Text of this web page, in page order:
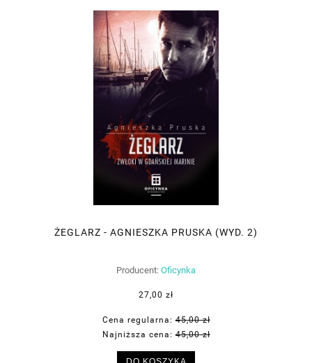
ŻEGLARZ - AGNIESZKA PRUSKA (WYD. 2)
Producent: Oficynka
27,00 zł
Cena regularna:45,00 zł
Najniższa cena:45,00 zł